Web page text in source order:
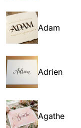
Adam
Adrien
Agathe